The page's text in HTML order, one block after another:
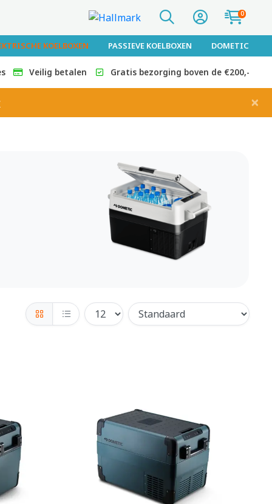
0
KOELBOXEN PASSIEVE KOELBOXEN DOMETIC
Veilig betalen Gratis bezorging boven de €200,-
×